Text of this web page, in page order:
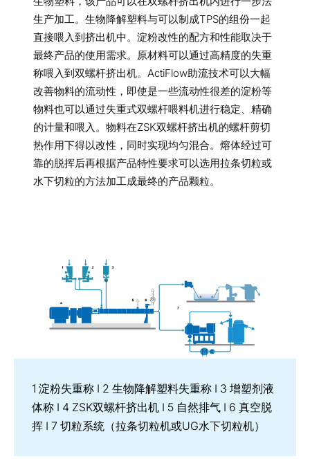
生产加工。生物降解塑料与可以制成TPS的组份一起
直接喂入到挤出机中。淀粉改性的配方和性能取决于
最终产品的使用需求。原材料可以通过高精度的失重
称喂入到双螺杆挤出机。ActiFlow助流技术可以大幅
改善物料的流动性，即使是一些流动性很差的淀粉等
物料也可以通过失重式双螺杆喂料机进行稳定、精确
的计量和喂入。物料在ZSK双螺杆挤出机的螺杆剪切
热作用下得以改性，同时实现均匀混合。熔体经过可
靠的脱挥后再根据产品特性要求可以选用拉条切粒或
水下切粒的方法加工成最终的产品颗粒。
1 淀粉失重称 I 2 生物降解塑料失重称 I 3 增塑剂液
体称 I 4 ZSK双螺杆挤出机 I 5 自然排气 I 6 真空脱
挥 I 7 切粒系统（拉条切粒机或UG水下切粒机）